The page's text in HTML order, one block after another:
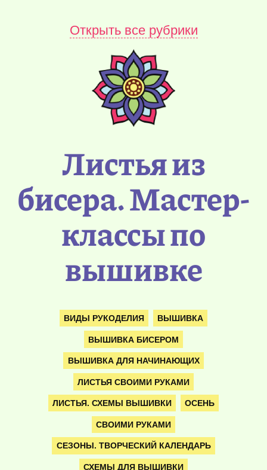
Открыть все рубрики
Листья из
бисера. Мастер-
классы по
вышивке
ВИДЫ РУКОДЕЛИЯ ВЫШИВКА
ВЫШИВКА БИСЕРОМ
ВЫШИВКА ДЛЯ НАЧИНАЮЩИХ
ЛИСТЬЯ СВОИМИ РУКАМИ
ЛИСТЬЯ. СХЕМЫ ВЫШИВКИ ОСЕНЬ
СВОИМИ РУКАМИ
СЕЗОНЫ. ТВОРЧЕСКИЙ КАЛЕНДАРЬ
СХЕМЫ ДЛЯ ВЫШИВКИ